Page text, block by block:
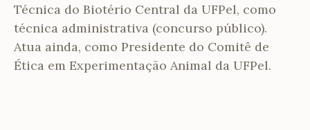
Técnica do Biotério Central da UFPel, como
técnica administrativa (concurso público).
Atua ainda, como Presidente do Comitê de
Ética em Experimentação Animal da UFPel.